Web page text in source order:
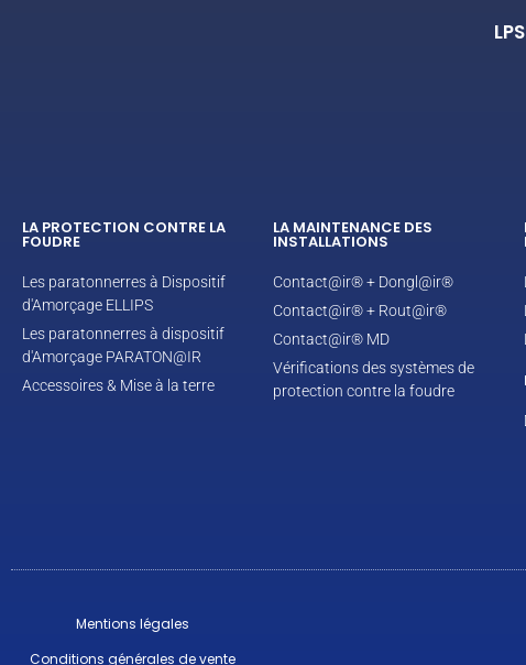
LA PROTECTION CONTRE LA
FOUDRE
Les paratonnerres à Dispositif
d'Amorçage ELLIPS
Les paratonnerres à dispositif
d'Amorçage PARATON@IR
Accessoires & Mise à la terre
LA MAINTENANCE DES
INSTALLATIONS
Contact@ir® + Dongl@ir®
Contact@ir® + Rout@ir®
Contact@ir® MD
Vérifications des systèmes de
protection contre la foudre
Mentions légales
Conditions générales de vente